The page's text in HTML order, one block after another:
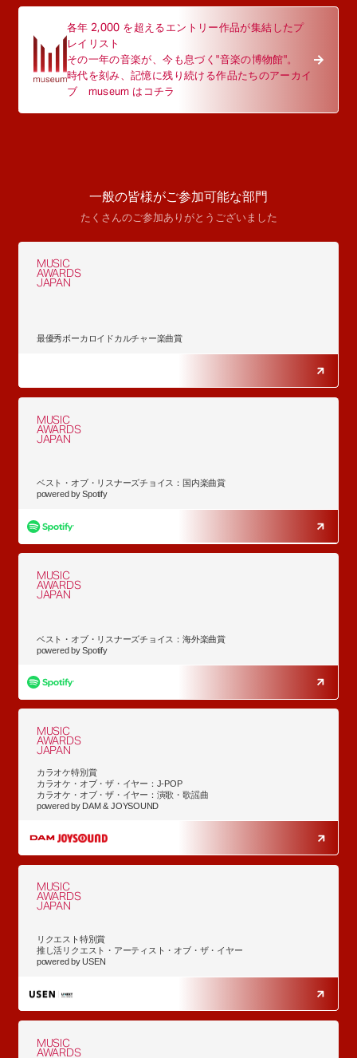
各年 2,000 を超えるエントリー作品が集結したプ
レイリスト
その一年の音楽が、今も息づく"音楽の博物館"。
時代を刻み、記憶に残り続ける作品たちのアーカイ
ブ museum はコチラ
一般の皆様がご参加可能な部門
たくさんのご参加ありがとうございました
MUSIC
AWARDS
JAPAN
最優秀ボーカロイドカルチャー楽曲賞
MUSIC
AWARDS
JAPAN
ベスト・オブ・リスナーズチョイス：国内楽曲賞
powered by Spotify
MUSIC
AWARDS
JAPAN
ベスト・オブ・リスナーズチョイス：海外楽曲賞
powered by Spotify
MUSIC
AWARDS
JAPAN
カラオケ特別賞
カラオケ・オブ・ザ・イヤー：J-POP
カラオケ・オブ・ザ・イヤー：演歌・歌謡曲
powered by DAM & JOYSOUND
MUSIC
AWARDS
JAPAN
リクエスト特別賞
推し活リクエスト・アーティスト・オブ・ザ・イヤー
powered by USEN
MUSIC
AWARDS